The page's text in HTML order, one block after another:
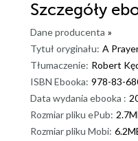
Szczegóły
Dane producenta »
Tytuł oryginału: A
Tłumaczenie: Robert
ISBN Ebooka: 978-83-
Data wydania ebooka :
Rozmiar pliku ePub:
Rozmiar pliku Mobi: